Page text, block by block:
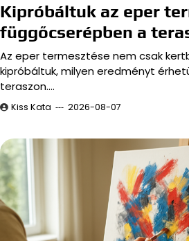
Kipróbáltuk az eper
függőcserépben a
Az eper termesztése nem csak
kipróbáltuk, milyen eredményt
teraszon.…
Kiss Kata 2026-08-07